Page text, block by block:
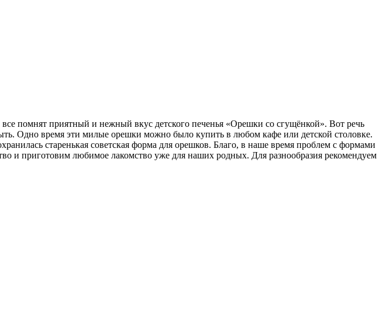
помнят приятный и нежный вкус детского печенья «Орешки со сгущёнкой». Вот речь
Одно время эти милые орешки можно было купить в любом кафе или детской столовке.
старенькая советская форма для орешков. Благо, в наше время проблем с формами
и приготовим любимое лакомство уже для наших родных. Для разнообразия рекомендуем